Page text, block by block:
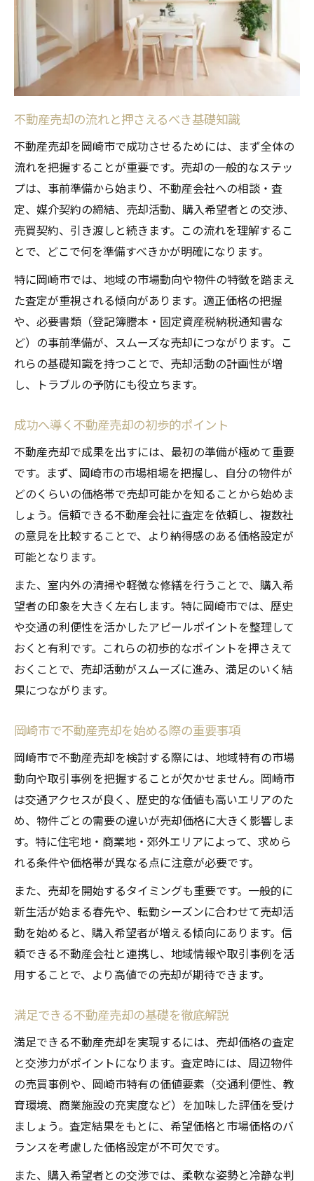
不動産売却の全体像をやさしく解説
初めて挑戦する人向けの不動産売却ステッ
プ
安心して進めるための不動産売却の流れ
ス
不動産売却で不安を解消する進め方ガイド
高値取引を目指すための事前準備ポイント
不動産売却で高値を実現する事前準備法
査定アップに繋がる不動産売却準備のコツ
満足いく不動産売却のための準備ポイント
高額売却へ導く不動産売却の準備チェック
媒介契約選びと信頼できる会社の見極め方
不動産売却を左右する媒介契約の選び方
信頼できる会社選びで不動産売却を成功へ
媒介契約の種類と不動産売却への影響点
不動産売却のプロが教える契約選びのコツ
内覧対応や価格交渉で失敗しない秘訣
不動産売却で成功する内覧対応のポイント
価格交渉を有利に進める不動産売却の極意
内覧時に差がつく不動産売却の工夫と対応
不動産売却で失敗しない交渉術と注意点
契約まで繋げる不動産売却の内覧準備法
不動産売却の流れと押さえるべき基礎知識
不動産売却を岡崎市で成功させるためには、まず全体の
流れを把握することが重要です。売却の一般的なステッ
プは、事前準備から始まり、不動産会社への相談・査
定、媒介契約の締結、売却活動、購入希望者との交渉、
売買契約、引き渡しと続きます。この流れを理解するこ
とで、どこで何を準備すべきかが明確になります。
特に岡崎市では、地域の市場動向や物件の特徴を踏まえ
た査定が重視される傾向があります。適正価格の把握
や、必要書類（登記簿謄本・固定資産税納税通知書な
ど）の事前準備が、スムーズな売却につながります。こ
れらの基礎知識を持つことで、売却活動の計画性が増
し、トラブルの予防にも役立ちます。
成功へ導く不動産売却の初歩的ポイント
不動産売却で成果を出すには、最初の準備が極めて重要
です。まず、岡崎市の市場相場を把握し、自分の物件が
どのくらいの価格帯で売却可能かを知ることから始めま
しょう。信頼できる不動産会社に査定を依頼し、複数社
の意見を比較することで、より納得感のある価格設定が
可能となります。
また、室内外の清掃や軽微な修繕を行うことで、購入希
望者の印象を大きく左右します。特に岡崎市では、歴史
や交通の利便性を活かしたアピールポイントを整理して
おくと有利です。これらの初歩的なポイントを押さえて
おくことで、売却活動がスムーズに進み、満足のいく結
果につながります。
岡崎市で不動産売却を始める際の重要事項
岡崎市で不動産売却を検討する際には、地域特有の市場
動向や取引事例を把握することが欠かせません。岡崎市
は交通アクセスが良く、歴史的な価値も高いエリアのた
め、物件ごとの需要の違いが売却価格に大きく影響しま
す。特に住宅地・商業地・郊外エリアによって、求めら
れる条件や価格帯が異なる点に注意が必要です。
また、売却を開始するタイミングも重要です。一般的に
新生活が始まる春先や、転勤シーズンに合わせて売却活
動を始めると、購入希望者が増える傾向にあります。信
頼できる不動産会社と連携し、地域情報や取引事例を活
用することで、より高値での売却が期待できます。
満足できる不動産売却の基礎を徹底解説
満足できる不動産売却を実現するには、売却価格の査定
と交渉力がポイントになります。査定時には、周辺物件
の売買事例や、岡崎市特有の価値要素（交通利便性、教
育環境、商業施設の充実度など）を加味した評価を受け
ましょう。査定結果をもとに、希望価格と市場価格のバ
ランスを考慮した価格設定が不可欠です。
また、購入希望者との交渉では、柔軟な姿勢と冷静な判